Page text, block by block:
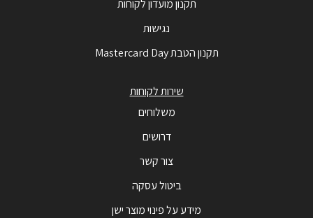
תקנון מועדון לקוחות
נגישות
תקנון הטבת Mastercard Day
שירות לקוחות
משלוחים
דרושים
צור קשר
ביטול עסקה
מידע על פינוי מוצר ישן